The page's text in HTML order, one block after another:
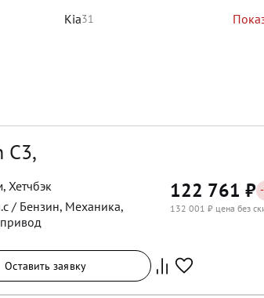
Kia31
C3,
, Хетчбэк
/ Бензин, Механика,
привод
122 761 ₽ -
132 001 ₽ цена без
Оставить заявку